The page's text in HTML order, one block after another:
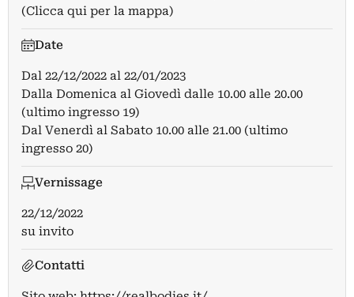
(Clicca qui per la mappa)
Date
Dal 22/12/2022 al 22/01/2023
Dalla Domenica al Giovedì dalle 10.00 alle 20.00
(ultimo ingresso 19)
Dal Venerdì al Sabato 10.00 alle 21.00 (ultimo
ingresso 20)
Vernissage
22/12/2022
su invito
Contatti